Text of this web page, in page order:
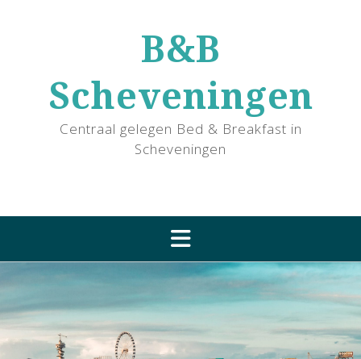
B&B
Scheveningen
Centraal gelegen Bed & Breakfast in
Scheveningen